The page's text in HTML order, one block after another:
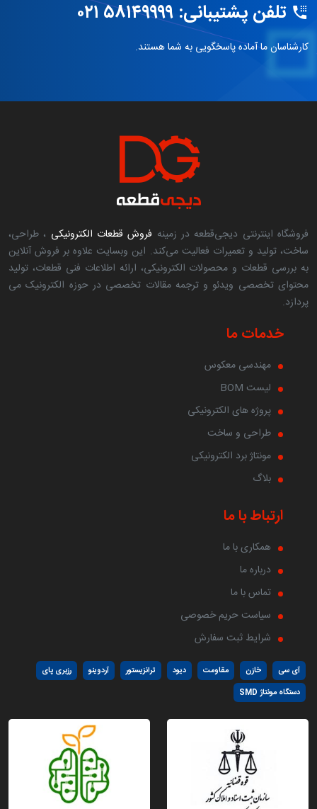
تلفن پشتیبانی: ۵۸۱۴۹۹۹۹ ۰۲۱
کارشناسان ما آماده پاسخگویی به شما هستند.
فروشگاه اینترنتی دیجی‌قطعه در زمینه فروش قطعات الکترونیکی ، طراحی،
ساخت، تولید و تعمیرات فعالیت می‌کند. این وبسایت علاوه بر فروش آنلاین
به بررسی قطعات و محصولات الکترونیکی، ارائه اطلاعات فنی قطعات، تولید
محتوای تخصصی ویدئو و ترجمه مقالات تخصصی در حوزه الکترونیک می
پردازد.
خدمات ما
مهندسی معکوس
لیست BOM
پروژه های الکترونیکی
طراحی و ساخت
مونتاژ برد الکترونیکی
بلاگ
ارتباط با ما
همکاری با ما
درباره ما
تماس با ما
سیاست حریم خصوصی
شرایط ثبت سفارش
آی سی خازن مقاومت دیود ترانزیستور آردوینو
رزبری پای
دستگاه مونتاژ SMD